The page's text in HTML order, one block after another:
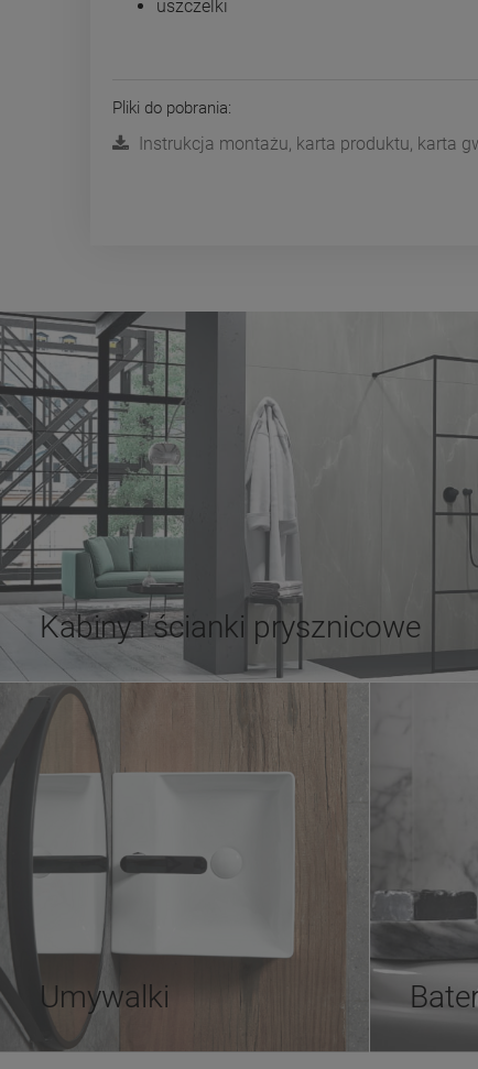
uszczelki
Pliki do pobrania:
Instrukcja montażu, karta produktu, karta
Kabiny i ścianki prysznicowe
Umywalki